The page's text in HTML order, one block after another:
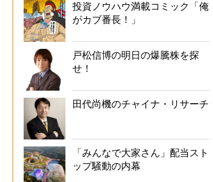
投資ノウハウ満載コミック「俺
がカブ番長！」
戸松信博の明日の爆騰株を探
せ！
田代尚機のチャイナ・リサーチ
「みんなで大家さん」配当スト
ップ騒動の内幕